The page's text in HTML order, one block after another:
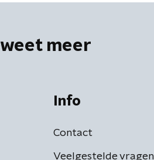
weet meer
Info
Contact
Veelgestelde vragen